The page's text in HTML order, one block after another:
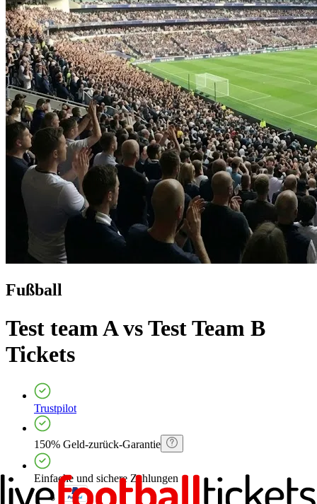
Fußball
Test team A vs Test Team B
Tickets
Trustpilot
150% Geld-zurück-Garantie
Einfache und sichere Zahlungen